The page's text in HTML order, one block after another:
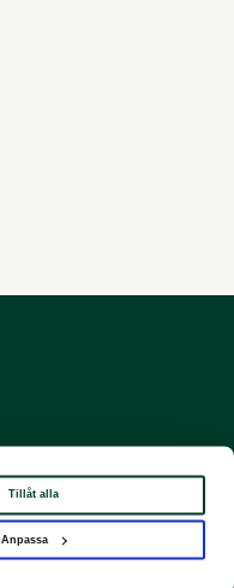
Tillåt alla
Anpassa